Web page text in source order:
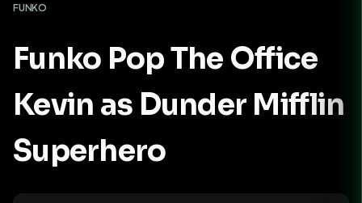
FUNKO
Funko Pop The Office
Kevin as Dunder Mifflin
Superhero